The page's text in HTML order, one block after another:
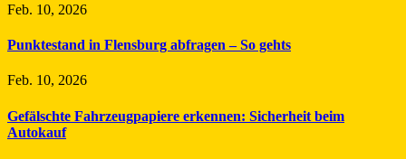
Feb. 10, 2026
Punktestand in Flensburg abfragen – So gehts
Feb. 10, 2026
Gefälschte Fahrzeugpapiere erkennen: Sicherheit beim
Autokauf